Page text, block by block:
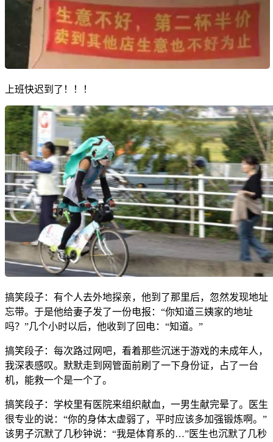
上班快迟到了！！！
搞笑段子：有个人去外地探亲，他到了那里后，忽然发现地址
忘带。于是他给妻子发了一份电报：“你知道三姨家的地址
吗？”几个小时以后，他收到了回电：“知道。”
搞笑段子：每次路过网吧，看着那些沉迷于游戏的未成年人，
我深表感叹。默默走到网管面前刷了一下身份证，占了一台
机，能救一个是一个了。
搞笑段子：学校里有医院来组织献血，一男生献完晕了。医生
很专业的说：“你的身体太虚弱了，平时应该多加强锻炼啊。”
该男子沉默了几秒钟说：“我是体育系的…”医生也沉默了几秒